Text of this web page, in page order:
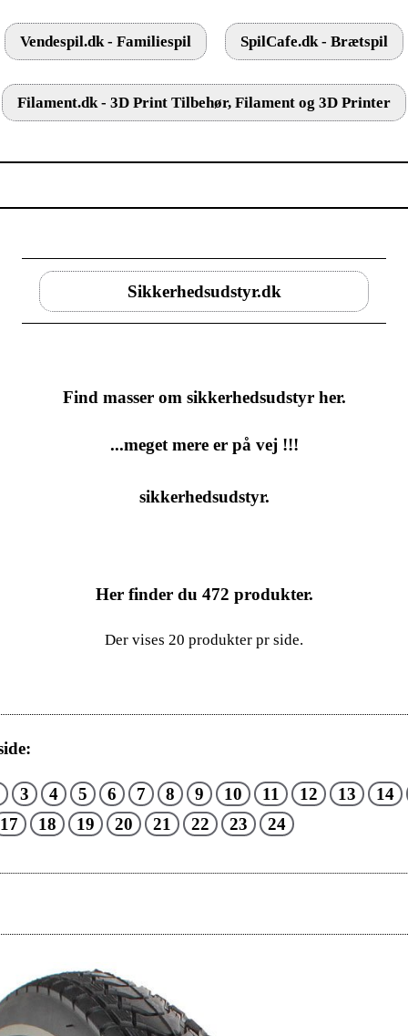
Vendespil.dk - Familiespil SpilCafe.dk - Brætspil
Filament.dk - 3D Print Tilbehør, Filament og 3D Printer
Sikkerhedsudstyr.dk
Find masser om sikkerhedsudstyr her.
...meget mere er på vej !!!
sikkerhedsudstyr.
Her finder du 472 produkter.
Der vises 20 produkter pr side.
3 4 5 6 7 8 9 10 11 12 13
14
17
18 19 20 21 22 23 24